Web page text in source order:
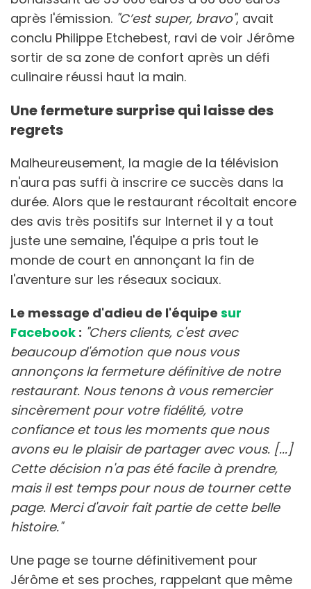
après l'émission. "C’est super, bravo", avait
conclu Philippe Etchebest, ravi de voir Jérôme
sortir de sa zone de confort après un défi
culinaire réussi haut la main.
Une fermeture surprise qui laisse des
regrets
Malheureusement, la magie de la télévision
n'aura pas suffi à inscrire ce succès dans la
durée. Alors que le restaurant récoltait encore
des avis très positifs sur Internet il y a tout
juste une semaine, l'équipe a pris tout le
monde de court en annonçant la fin de
l'aventure sur les réseaux sociaux.
Le message d'adieu de l'équipe sur
Facebook : "Chers clients, c'est avec
beaucoup d'émotion que nous vous
annonçons la fermeture définitive de notre
restaurant. Nous tenons à vous remercier
sincèrement pour votre fidélité, votre
confiance et tous les moments que nous
avons eu le plaisir de partager avec vous. [...]
Cette décision n'a pas été facile à prendre,
mais il est temps pour nous de tourner cette
page. Merci d'avoir fait partie de cette belle
histoire."
Une page se tourne définitivement pour
Jérôme et ses proches, rappelant que même